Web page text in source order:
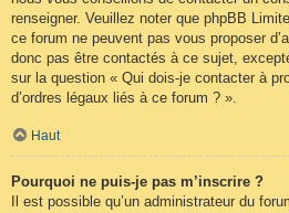
renseigner. Veuillez noter que phpBB
ce forum ne peuvent pas vous proposer
donc pas être contactés à ce sujet,
sur la question « Qui dois-je contacter à
d’ordres légaux liés à ce forum ? ».
Haut
Pourquoi ne puis-je pas m’inscrire ?
Il est possible qu’un administrateur du